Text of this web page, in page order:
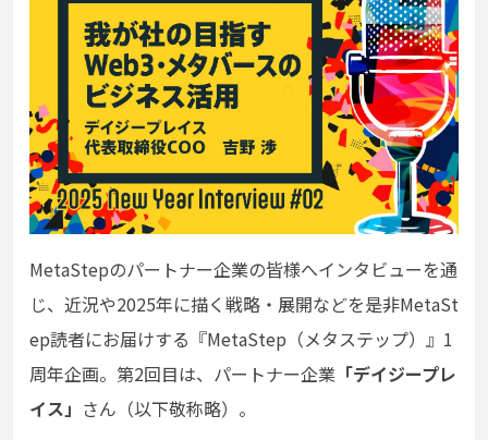
MetaStepのパートナー企業の皆様へインタビューを通
じ、近況や2025年に描く戦略・展開などを是非MetaSt
ep読者にお届けする 『MetaStep（メタステップ）』1
周年企画。第2回目は、パートナー企業 「デイジープレ
イス」 さん（以下敬称略）。